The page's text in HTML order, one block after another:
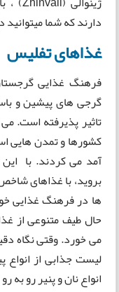
دارند که شما
غذا‌های تفلیس
فرهنگ غذایی
گرجی های پیشین و
تاثیر پذیرفته است.
کشورها و تمدن هایی
آمد می کردند. با
بروید، با غذاهای
ها در فرهنگ غذایی
حال طیف متنوعی از
می خورد. وقتی نگاه
لیست جذابی از
انواع نان و پنیر رو به